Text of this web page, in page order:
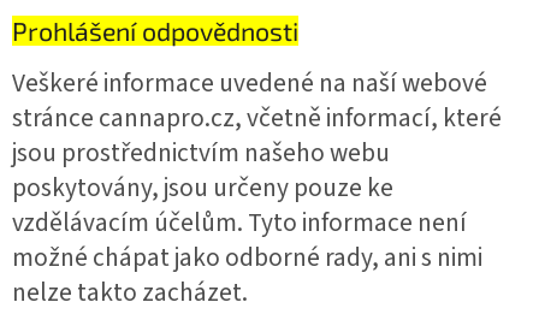
Prohlášení odpovědnosti
Veškeré informace uvedené na naší webové
stránce cannapro.cz, včetně informací, které
jsou prostřednictvím našeho webu
poskytovány, jsou určeny pouze ke
vzdělávacím účelům. Tyto informace není
možné chápat jako odborné rady, ani s nimi
nelze takto zacházet.